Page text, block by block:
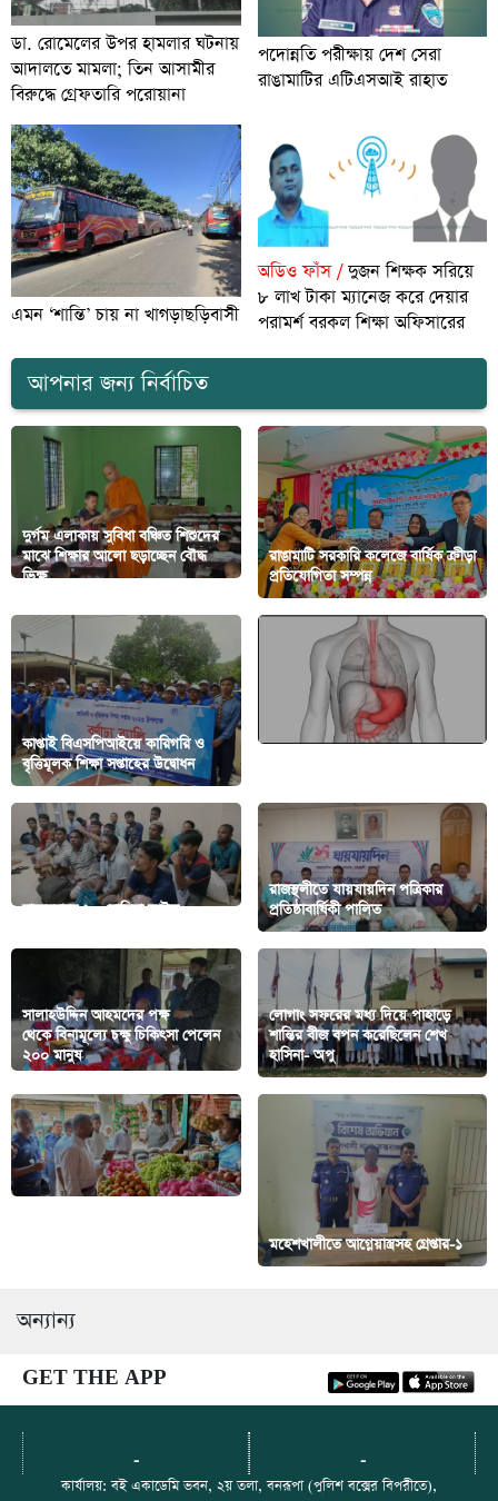
ডা. রোমেলের উপর হামলার ঘটনায়
আদালতে মামলা; তিন আসামীর
বিরুদ্ধে গ্রেফতারি পরোয়ানা
পদোন্নতি পরীক্ষায় দেশ সেরা
রাঙামাটির এটিএসআই রাহাত
এমন ‘শান্তি’ চায় না খাগড়াছড়িবাসী
অডিও ফাঁস /দুজন শিক্ষক সরিয়ে
৮ লাখ টাকা ম্যানেজ করে দেয়ার
পরামর্শ বরকল শিক্ষা অফিসারের
আপনার জন্য নির্বাচিত
দুর্গম এলাকায় সুবিধা বঞ্চিত শিশুদের
মাঝে শিক্ষার আলো ছড়াচ্ছেন বৌদ্ধ
ভিক্ষু
রাঙামাটি সরকারি কলেজে বার্ষিক ক্রীড়া
প্রতিযোগিতা সম্পন্ন
কাপ্তাই বিএসপিআইয়ে কারিগরি ও
বৃত্তিমূলক শিক্ষা সপ্তাহের উদ্বোধন
বান্দরবানে ২০ রোহিঙ্গা আটক
রাজস্থলীতে যায়যায়দিন পত্রিকার
প্রতিষ্ঠাবার্ষিকী পালিত
সালাহউদ্দিন আহমদের পক্ষ
থেকে বিনামূল্যে চক্ষু চিকিৎসা পেলেন
২০০ মানুষ
লোগাং সফরের মধ্য দিয়ে পাহাড়ে
শান্তির বীজ বপন করেছিলেন শেখ
হাসিনা- অপু
মহেশখালীতে আগ্নেয়াস্ত্রসহ গ্রেপ্তার-১
অন্যান্য
GET THE APP
- -
কার্যালয়: বই একাডেমি ভবন, ২য় তলা, বনরূপা (পুলিশ বক্সের বিপরীতে),